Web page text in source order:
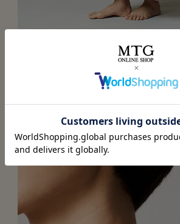
快適なのにスタイルアップシルエット
ゆるやかなAラインになっていて気にな